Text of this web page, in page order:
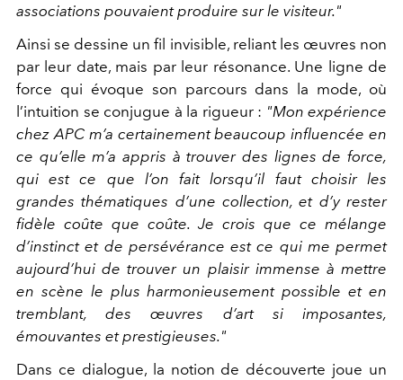
associations pouvaient produire sur le visiteur."
Ainsi se dessine un fil invisible, reliant les œuvres non
par leur date, mais par leur résonance. Une ligne de
force qui évoque son parcours dans la mode, où
l’intuition se conjugue à la rigueur : "Mon expérience
chez APC m’a certainement beaucoup influencée en
ce qu’elle m’a appris à trouver des lignes de force,
qui est ce que l’on fait lorsqu’il faut choisir les
grandes thématiques d’une collection, et d’y rester
fidèle coûte que coûte. Je crois que ce mélange
d’instinct et de persévérance est ce qui me permet
aujourd’hui de trouver un plaisir immense à mettre
en scène le plus harmonieusement possible et en
tremblant, des œuvres d’art si imposantes,
émouvantes et prestigieuses."
Dans ce dialogue, la notion de découverte joue un